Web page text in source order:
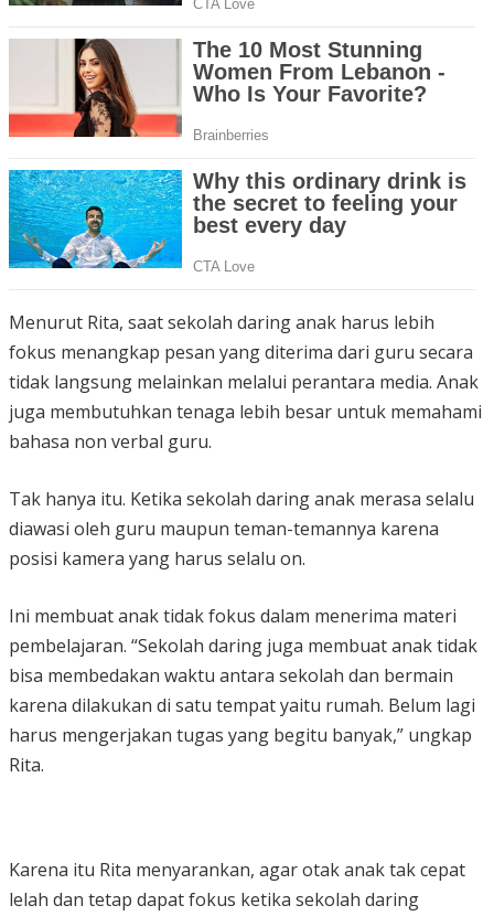
Menurut Rita, saat sekolah daring anak harus lebih
fokus menangkap pesan yang diterima dari guru secara
tidak langsung melainkan melalui perantara media. Anak
juga membutuhkan tenaga lebih besar untuk memahami
bahasa non verbal guru.
Tak hanya itu. Ketika sekolah daring anak merasa selalu
diawasi oleh guru maupun teman-temannya karena
posisi kamera yang harus selalu on.
Ini membuat anak tidak fokus dalam menerima materi
pembelajaran. “Sekolah daring juga membuat anak tidak
bisa membedakan waktu antara sekolah dan bermain
karena dilakukan di satu tempat yaitu rumah. Belum lagi
harus mengerjakan tugas yang begitu banyak,” ungkap
Rita.
Karena itu Rita menyarankan, agar otak anak tak cepat
lelah dan tetap dapat fokus ketika sekolah daring